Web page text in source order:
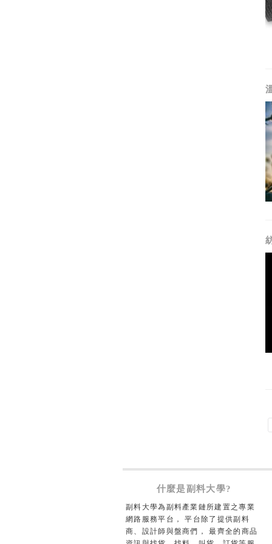
什麼是副料大學?
副料大學為副料產業鏈所建置之專業
網路服務平台， 平台除了提供副料
商、設計師與盤商們， 最齊全的商品